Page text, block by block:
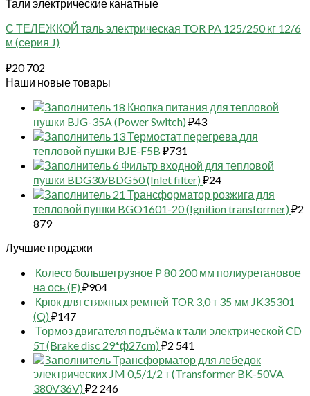
Тали электрические канатные
С ТЕЛЕЖКОЙ таль электрическая TOR PA 125/250 кг 12/6
м (серия J)
₽20 702
Наши новые товары
18 Кнопка питания для тепловой
пушки BJG-35A (Power Switch) ₽43
13 Термостат перегрева для
тепловой пушки BJE-F5B ₽731
6 Фильтр входной для тепловой
пушки BDG30/BDG50 (Inlet filter) ₽24
21 Трансформатор розжига для
тепловой пушки BGO1601-20 (Ignition transformer) ₽2
879
Лучшие продажи
Колесо большегрузное P 80 200 мм полиуретановое
на ось (F) ₽904
Крюк для стяжных ремней TOR 3,0 т 35 мм JK35301
(Q) ₽147
Тормоз двигателя подъёма к тали электрической CD
5т (Brake disc 29*ф27cm) ₽2 541
Трансформатор для лебедок
электрических JM 0,5/1/2 т (Transformer BK-50VA
380V36V) ₽2 246